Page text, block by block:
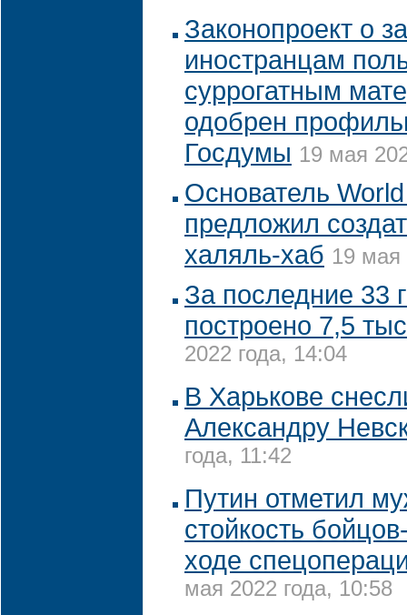
Законопроект о
иностранцам
суррогатным
одобрен
Госдумы 19 мая
Основатель
предложил
халяль-хаб 19 мая
За последние 33
построено 7,5
2022 года, 14:04
В Харькове
Александру
года, 11:42
Путин отметил
стойкость
ходе
мая 2022 года, 10:58